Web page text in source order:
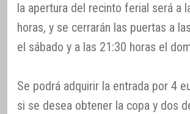
la apertura del recinto ferial será a
horas, y se cerrarán las puertas a
el sábado y a las 21:30 horas el
Se podrá adquirir la entrada por 4
si se desea obtener la copa y dos